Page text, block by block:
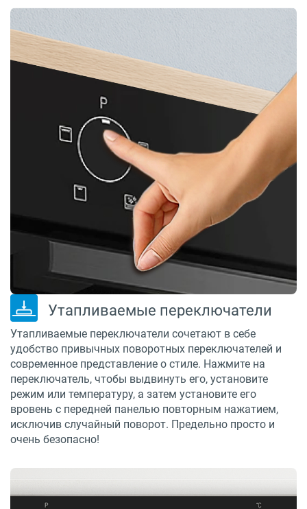
Утапливаемые переключатели
Утапливаемые переключатели сочетают в себе
удобство привычных поворотных переключателей и
современное представление о стиле. Нажмите на
переключатель, чтобы выдвинуть его, установите
режим или температуру, а затем установите его
вровень с передней панелью повторным нажатием,
исключив случайный поворот. Предельно просто и
очень безопасно!